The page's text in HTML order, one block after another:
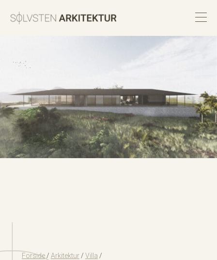
Forside/ Arkitektur/ Villa /